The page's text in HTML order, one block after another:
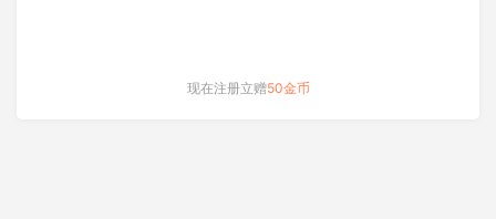
现在注册立赠50金币